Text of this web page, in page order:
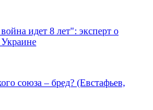
идет 8 лет": эксперт о
союза – бред? (Евстафьев,